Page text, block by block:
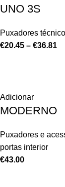
UNO 3S
Puxadores
€20.45 – €36.81
Adicionar
MODERNO
Puxadores e
portas interior
€43.00